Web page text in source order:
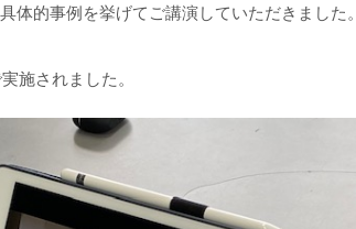
体的事例を挙げてご講演していただきました。
施されました。